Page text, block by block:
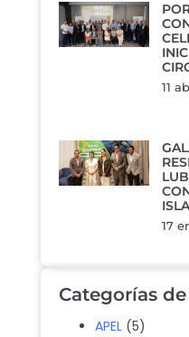
11
17
Categorías
APEL (5)